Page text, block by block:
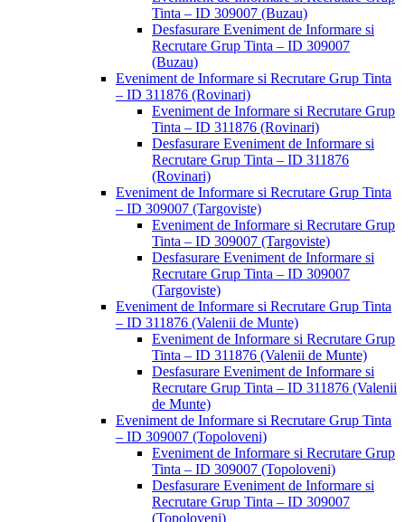
Tinta – ID 309007 (Buzau)
Desfasurare Eveniment de Informare si
Recrutare Grup Tinta – ID 309007
(Buzau)
Eveniment de Informare si Recrutare Grup Tinta
– ID 311876 (Rovinari)
Eveniment de Informare si Recrutare Grup
Tinta – ID 311876 (Rovinari)
Desfasurare Eveniment de Informare si
Recrutare Grup Tinta – ID 311876
(Rovinari)
Eveniment de Informare si Recrutare Grup Tinta
– ID 309007 (Targoviste)
Eveniment de Informare si Recrutare Grup
Tinta – ID 309007 (Targoviste)
Desfasurare Eveniment de Informare si
Recrutare Grup Tinta – ID 309007
(Targoviste)
Eveniment de Informare si Recrutare Grup Tinta
– ID 311876 (Valenii de Munte)
Eveniment de Informare si Recrutare Grup
Tinta – ID 311876 (Valenii de Munte)
Desfasurare Eveniment de Informare si
Recrutare Grup Tinta – ID 311876 (Valenii
de Munte)
Eveniment de Informare si Recrutare Grup Tinta
– ID 309007 (Topoloveni)
Eveniment de Informare si Recrutare Grup
Tinta – ID 309007 (Topoloveni)
Desfasurare Eveniment de Informare si
Recrutare Grup Tinta – ID 309007
(Topoloveni)